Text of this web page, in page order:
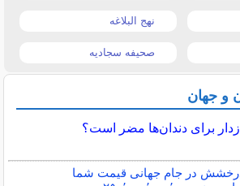
نهج البلاغه
صحیفه سجادیه
و جهان
برای دندان‌ها مضر است؟
درخشش در جام جهانی قیمت شما